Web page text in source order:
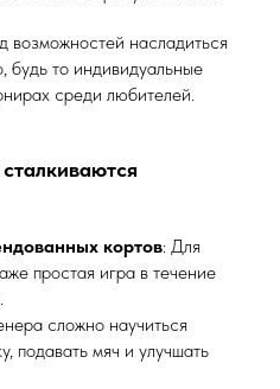
возможностей насладиться
будь то индивидуальные
среди любителей.
кортов: Для
простая игра в течение
сложно научиться
подавать мяч и улучшать